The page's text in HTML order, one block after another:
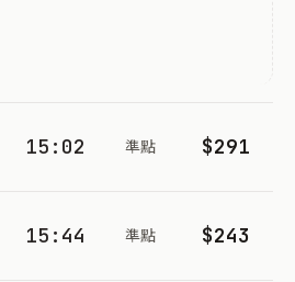
15:02 準點 $291
15:44 準點 $243